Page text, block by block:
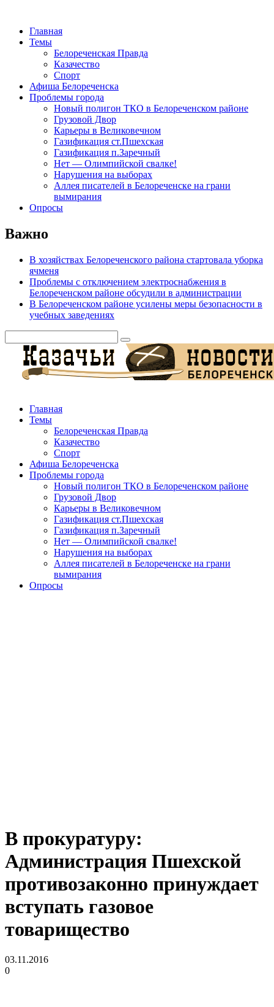
Главная
Темы
Белореченская Правда
Казачество
Спорт
Афиша Белореченска
Проблемы города
Новый полигон ТКО в Белореченском районе
Грузовой Двор
Карьеры в Великовечном
Газификация ст.Пшехская
Газификация п.Заречный
Нет — Олимпийской свалке!
Нарушения на выборах
Аллея писателей в Белореченске на грани
вымирания
Опросы
Важно
В хозяйствах Белореченского района стартовала уборка
ячменя
Проблемы с отключением электроснабжения в
Белореченском районе обсудили в администрации
В Белореченском районе усилены меры безопасности в
учебных заведениях
Главная
Темы
Белореченская Правда
Казачество
Спорт
Афиша Белореченска
Проблемы города
Новый полигон ТКО в Белореченском районе
Грузовой Двор
Карьеры в Великовечном
Газификация ст.Пшехская
Газификация п.Заречный
Нет — Олимпийской свалке!
Нарушения на выборах
Аллея писателей в Белореченске на грани
вымирания
Опросы
В прокуратуру:
Администрация Пшехской
противозаконно принуждает
вступать газовое
товарищество
03.11.2016
0